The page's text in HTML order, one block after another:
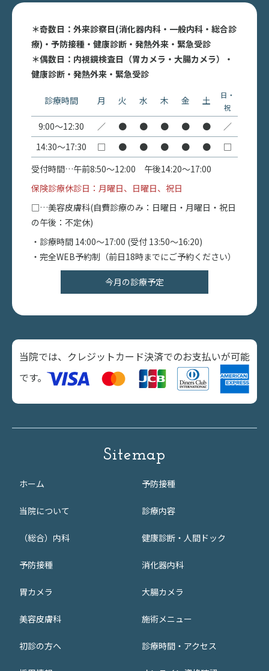
＊奇数日：外来診察日(消化器内科・一般内科・総合診
療)・予防接種・健康診断・発熱外来・緊急受診
＊偶数日：内視鏡検査日（胃カメラ・大腸カメラ）・
健康診断・発熱外来・緊急受診
診療時間 月 火 水 木 金 土
日・
祝
9:00〜12:30 ／ ● ● ● ● ●
／
14:30〜17:30
□ ● ● ● ● ●
□
受付時間…午前8:50〜12:00 午後14:20〜17:00
保険診療休診日：月曜日、日曜日、祝日
□…美容皮膚科(自費診療のみ：日曜日・月曜日・祝日
の午後：不定休)
・診療時間 14:00〜17:00 (受付 13:50～16:20)
・完全WEB予約制（前日18時までにご予約ください）
今月の診療予定
当院では、クレジットカード決済でのお支払いが可能
です。
Sitemap
ホーム 予防接種
当院について 診療内容
（総合）内科 健康診断・人間ドック
予防接種 消化器内科
胃カメラ 大腸カメラ
美容皮膚科 施術メニュー
初診の方へ 診療時間・アクセス